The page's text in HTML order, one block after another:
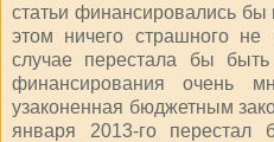
статьи финансировались
этом ничего страшного
случае перестала бы быть
финансирования очень
узаконенная бюджетным
января 2013-го перестал